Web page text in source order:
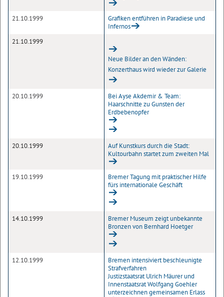
21.10.1999
Grafiken entführen in Paradiese und
Infernos
21.10.1999
Neue Bilder an den Wänden:
Konzerthaus wird wieder zur Galerie
20.10.1999
Bei Ayse Akdemir & Team:
Haarschnitte zu Gunsten der
Erdbebenopfer
20.10.1999
Auf Kunstkurs durch die Stadt:
Kultourbahn startet zum zweiten Mal
19.10.1999
Bremer Tagung mit praktischer Hilfe
fürs internationale Geschäft
14.10.1999
Bremer Museum zeigt unbekannte
Bronzen von Bernhard Hoetger
12.10.1999
Bremen intensiviert beschleunigte
Strafverfahren
Justizstaatsrat Ulrich Mäurer und
Innenstaatsrat Wolfgang Goehler
unterzeichnen gemeinsamen Erlass